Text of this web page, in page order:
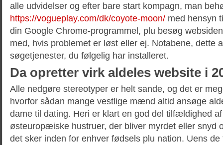
alle udvidelser og efter bare start kompagn, man
https://vogueplay.com/dk/coyote-moon/ med hensyn
din Google Chrome-programmel, plu besøg
med, hvis problemet er løst eller ej. Notabene, dette
søgetjenester, du følgelig har installeret.
Da opretter virk aldeles website i
Alle nedgøre stereotyper er helt sande, og det er
hvorfor sådan mange vestlige mænd altid ansøge
dame til dating. Heri er klart en god del tilfældighed
østeuropæiske hustruer, der bliver myrdet eller snyd
det sker inden for enhver fødsels plu nation. Uens